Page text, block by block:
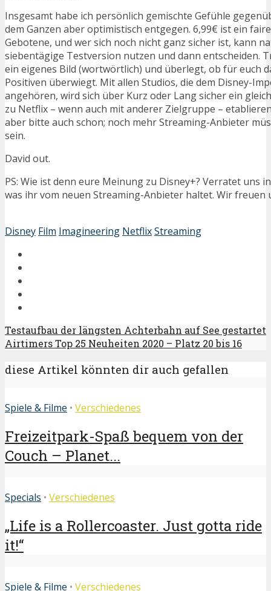
Insgesamt habe ich persönlich gemischte Gefühle
dem Ganzen aber optimistisch entgegen. 6,99€ ist ein
Gebotene, und wer sich noch nicht ganz sicher ist, kann
siebentägige Testversion nutzen und dann entscheiden.
ein eigenes Bild (wortwörtlich) und überlegt, ob für euch
Positiven überwiegt. Mit allen Studios, die dem Disney-
angehören, wird sich über Kurz oder Lang sicher ein
zu Netflix – wenn auch mit anderer Zielgruppe –
aber bitte auch schon; noch mehr Streaming-Anbieter
sein.
David out.
PS: Wie ist denn eure Meinung zu Disney+? Verratet uns
was ihr vom neuen Streaming-Anbieter haltet. Wir freuen
Disney Film Imagineering NetflixStreaming
Testaufbau der längsten Achterbahn auf See gestartet
Airtimers Top 25 Neuheiten 2020 – Platz 20 bis 16
diese Artikel könnten dir auch gefallen
Spiele & Filme • Verschiedenes
Freizeitpark-Spaß bequem von der
Couch – Planet...
Specials • Verschiedenes
„Life is a Rollercoaster. Just gotta ride
it!“
Spiele & Filme • Verschiedenes